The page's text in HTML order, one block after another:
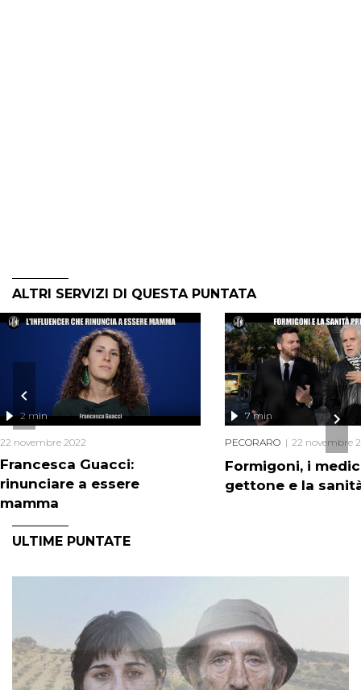
ALTRI SERVIZI DI QUESTA PUNTATA
Francesca Guacci:
rinunciare a essere
mamma
2 min
22 novembre 2022
Formigoni, i
gettone e la
7 min
PECORARO 22 novembre
ULTIME PUNTATE